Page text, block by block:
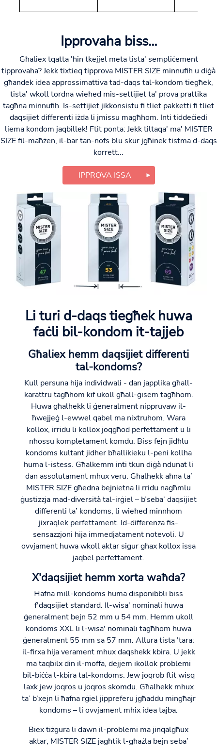
Ipprovaha biss...
Għaliex tqatta 'ħin tkejjel meta tista' sempliċement
tipprovaha? Jekk tixtieq tipprova MISTER SIZE minnufih u diġà
għandek idea approssimattiva tad-daqs tal-kondom tiegħek,
tista' wkoll tordna wieħed mis-settijiet ta' prova prattika
tagħna minnufih. Is-settijiet jikkonsistu fi tliet pakketti fi tliet
daqsijiet differenti iżda li jmissu magħhom. Inti tiddeċiedi
liema kondom jaqbillek! Ftit ponta: Jekk tiltaqa' ma' MISTER
SIZE fil-maħżen, il-bar tan-nofs blu skur jgħinek tistma d-daqs
korrett...
IPPROVA ISSA
Li turi d-daqs tiegħek huwa
faċli bil-kondom it-tajjeb
Għaliex hemm daqsijiet differenti
tal-kondoms?
Kull persuna hija individwali - dan japplika għall-
karattru tagħhom kif ukoll għall-ġisem tagħhom.
Huwa għalhekk li ġeneralment nippruvaw il-
ħwejjeġ l-ewwel qabel ma nixtruhom. Wara
kollox, irridu li kollox joqgħod perfettament u li
nħossu kompletament komdu. Biss fejn jidħlu
kondoms kultant jidher bħallikieku l-peni kollha
huma l-istess. Għalkemm inti tkun diġà ndunat li
dan assolutament mhux veru. Għalhekk aħna ta’
MISTER SIZE għedna bejnietna li rridu nagħmlu
ġustizzja mad-diversità tal-irġiel – b’seba’ daqsijiet
differenti ta’ kondoms, li wieħed minnhom
jixraqlek perfettament. Id-differenza fis-
sensazzjoni hija immedjatament notevoli. U
ovvjament huwa wkoll aktar sigur għax kollox issa
jaqbel perfettament.
X'daqsijiet hemm xorta waħda?
Ħafna mill-kondoms huma disponibbli biss
f'daqsijiet standard. Il-wisa' nominali huwa
ġeneralment bejn 52 mm u 54 mm. Hemm ukoll
kondoms XXL li l-wisa' nominali tagħhom huwa
ġeneralment 55 mm sa 57 mm. Allura tista 'tara:
il-firxa hija verament mhux daqshekk kbira. U jekk
ma taqbilx din il-moffa, dejjem ikollok problemi
bil-biċċa l-kbira tal-kondoms. Jew joqrob ftit wisq
laxk jew joqros u joqros skomdu. Għalhekk mhux
ta’ b’xejn li ħafna rġiel jippreferu jgħaddu mingħajr
kondoms – li ovvjament mhix idea tajba.
Biex tiżgura li dawn il-problemi ma jinqalgħux
aktar, MISTER SIZE jagħtik l-għażla bejn seba’